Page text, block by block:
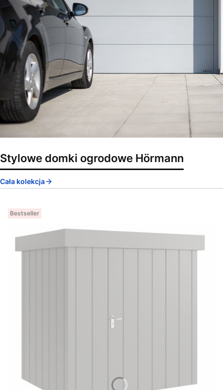
Stylowe domki ogrodowe Hörmann
Cała kolekcja
Bestseller